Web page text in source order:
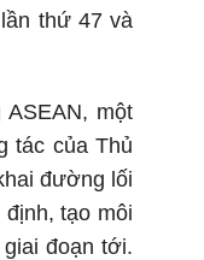
thứ 47 và
một
tác của Thủ
đường lối
tạo môi
đoạn tới.